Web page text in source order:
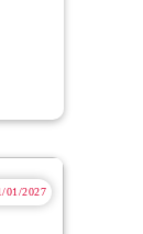
01/2027